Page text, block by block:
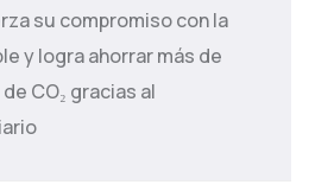
su compromiso con la
y logra ahorrar más de
CO₂ gracias al